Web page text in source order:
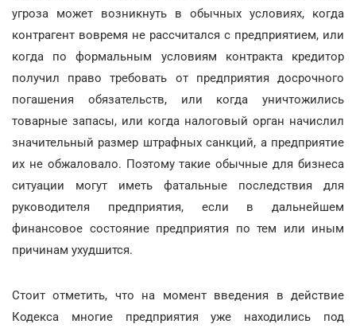
угроза может возникнуть в обычных условиях, когда
контрагент вовремя не рассчитался с предприятием, или
когда по формальным условиям контракта кредитор
получил право требовать от предприятия досрочного
погашения обязательств, или когда уничтожились
товарные запасы, или когда налоговый орган начислил
значительный размер штрафных санкций, а предприятие
их не обжаловало. Поэтому такие обычные для бизнеса
ситуации могут иметь фатальные последствия для
руководителя предприятия, если в дальнейшем
финансовое состояние предприятия по тем или иным
причинам ухудшится.
Стоит отметить, что на момент введения в действие
Кодекса многие предприятия уже находились под